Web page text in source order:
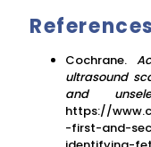
References
Cochrane.
ultrasound
and
https://
-first-and-